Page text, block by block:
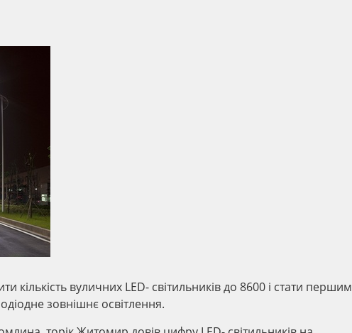
вуличних LED- світильників до 8600 і стати першим
зовнішнє освітлення.